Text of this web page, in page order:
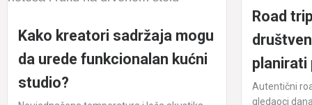
Kako kreatori sadržaja mogu
da urede funkcionalan kućni
studio?
Road
planirati
Autentični
gledaoci